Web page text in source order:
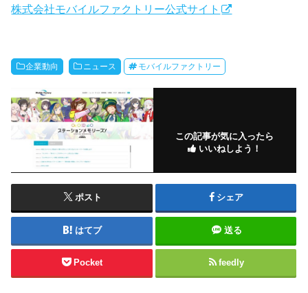
株式会社モバイルファクトリー公式サイト
企業動向 ニュース モバイルファクトリー
この記事が気に入ったら
いいねしよう！
ポスト シェア
はてブ 送る
Pocket feedly